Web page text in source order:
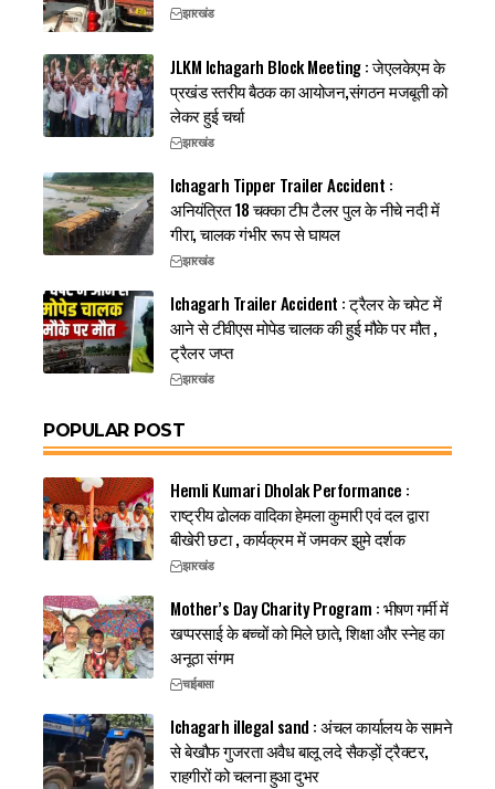
झारखंड
JLKM Ichagarh Block Meeting : जेएलकेएम के
प्रखंड स्तरीय बैठक का आयोजन,संगठन मजबूती को
लेकर हुई चर्चा
झारखंड
Ichagarh Tipper Trailer Accident :
अनियंत्रित 18 चक्का टीप टैलर पुल के नीचे नदी में
गीरा, चालक गंभीर रूप से घायल
झारखंड
Ichagarh Trailer Accident : ट्रैलर के चपेट में
आने से टीवीएस मोपेड चालक की हुई मौके पर मौत ,
ट्रैलर जप्त
झारखंड
POPULAR POST
Hemli Kumari Dholak Performance :
राष्ट्रीय ढोलक वादिका हेमला कुमारी एवं दल द्वारा
बीखेरी छटा , कार्यक्रम में जमकर झुमे दर्शक
झारखंड
Mother’s Day Charity Program : भीषण गर्मी में
खप्परसाई के बच्चों को मिले छाते, शिक्षा और स्नेह का
अनूठा संगम
चाईबासा
Ichagarh illegal sand : अंचल कार्यालय के सामने
से बेखौफ गुजरता अवैध बालू लदे सैकड़ों ट्रैक्टर,
राहगीरों को चलना हुआ दुभर